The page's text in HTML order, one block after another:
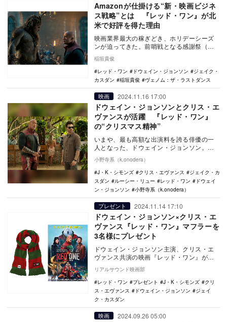
Amazonが仕掛ける“新・映画ビジネ
ス戦略”とは 『レッド・ワン』が北
米で好評を得た理由
映画業界最大の稼ぎどき、ホリデーシーズ
ンが迫ってきた。前哨戦となる感謝祭（サ
ーII 英雄を…
稲垣貴俊
レッド・ワン
ドウェイン・ジョンソン
ジェイク・
カスダン
稲垣貴俊 ヴェノム：ザ・ラストダンス
映画 2024.11.16 17:00
ドウェイン・ジョンソンとクリス・エ
ヴァンスが活躍 『レッド・ワン』
の“クリスマス精神”
いまや、最も高額な出演料を誇る俳優の一
人となった、ドウェイン・ジョンソン。そ
して近年さまざまな役柄に挑戦して、キャ
プテン・アメリ…
小野寺系（k.onodera）
J・K・シモンズ
クリス・エヴァンス
ジェイク・カ
スダン
ルーシー・リュー レッド・ワン
ドウェイ
ン・ジョンソン
小野寺系（k.onodera）
プレゼント 2024.11.14 17:10
ドウェイン・ジョンソン×クリス・エ
ヴァンス『レッド・ワン』マフラーを
3名様にプレゼント
ドウェイン・ジョンソン主演、クリス・エ
ヴァンス共演の映画『レッド・ワン』が全
国公開中だ。 本作は、クリスマス・イブ
の前夜にサ…
リアルサウンド映画部
レッド・ワン
プレゼント J・K・シモンズ
クリ
ス・エヴァンス
ドウェイン・ジョンソン
ジェイ
ク・カスダン
映画 2024.09.26 05:00